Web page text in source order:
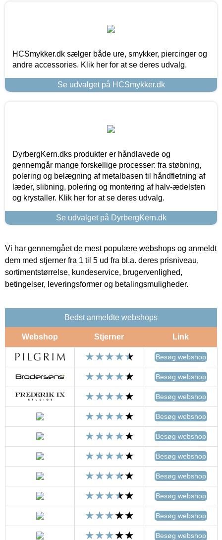
HCSmykker.dk sælger både ure, smykker, piercinger og
andre accessories. Klik her for at se deres udvalg.
Se udvalget på HCSmykker.dk
DyrbergKern.dks produkter er håndlavede og
gennemgår mange forskellige processer: fra støbning,
polering og belægning af metalbasen til håndfletning af
læder, slibning, polering og montering af halv-ædelsten
og krystaller. Klik her for at se deres udvalg.
Se udvalget på DyrbergKern.dk
Vi har gennemgået de mest populære webshops og anmeldt
dem med stjerner fra 1 til 5 ud fra bl.a. deres prisniveau,
sortimentstørrelse, kundeservice, brugervenlighed,
betingelser, leveringsformer og betalingsmuligheder.
Bedst anmeldte webshops
Webshop Stjerner Link
Besøg webshop
Besøg webshop
Besøg webshop
Besøg webshop
Besøg webshop
Besøg webshop
Besøg webshop
Besøg webshop
Besøg webshop
Besøg webshop